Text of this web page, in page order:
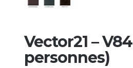
Vector21 –
personnes)